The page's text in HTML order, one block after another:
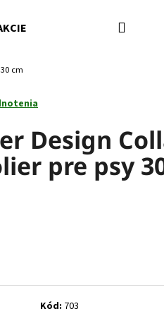
Kamenná predajňa
Hľadať
cm
Design
pre psy
Kód: 703